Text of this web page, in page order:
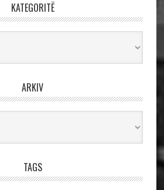
KATEGORITË
ARKIV
TAGS